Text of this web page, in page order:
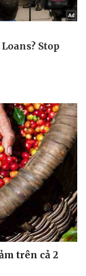
trên cả 2